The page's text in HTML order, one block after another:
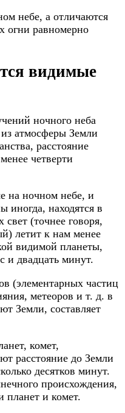
небе, а отличаются
огни равномерно
видимые
ночного неба
атмосферы Земли
расстояние
четверти
на ночном небе, и
иногда, находятся в
свет (точнее говоря,
летит к нам менее
видимой планеты,
и двадцать минут.
(элементарных частиц
метеоров и т. д. в
Земли, составляет
комет,
расстояние до Земли
десятков минут.
происхождения,
планет и комет.